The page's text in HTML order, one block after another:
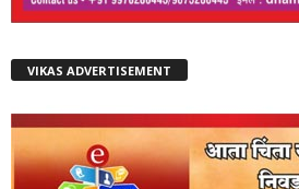
VIKAS ADVERTISEMENT